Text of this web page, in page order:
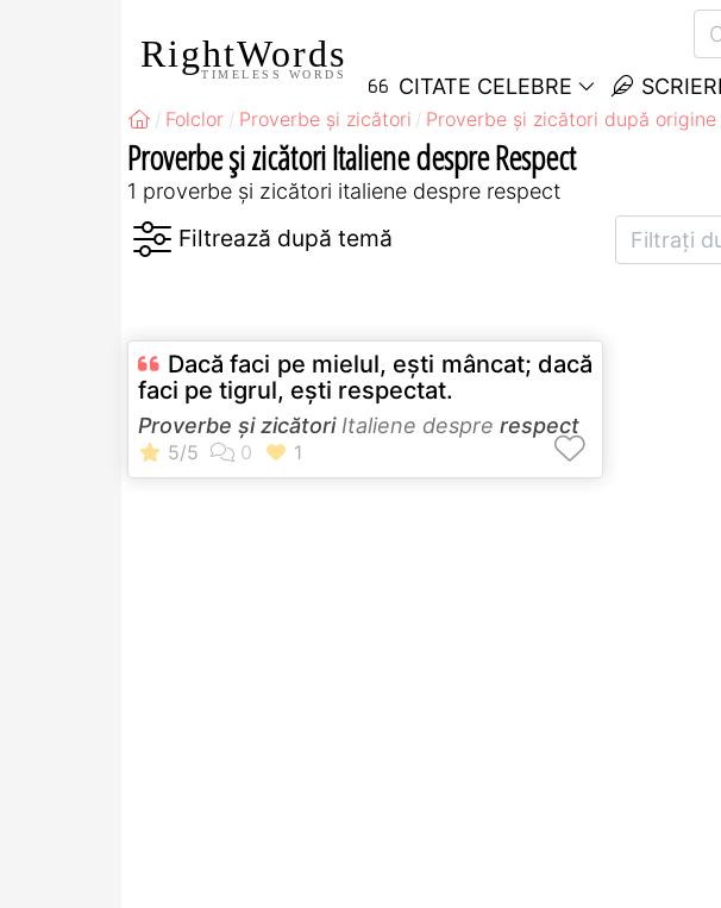
RightWords
TIMELESS WORDS CITATE CELEBRE SCRIERI
Folclor Proverbe și zicători Proverbe și zicători după origine
Proverbe și zicători Italiene despre Respect
1 proverbe și zicători italiene despre respect
Dacă faci pe mielul, eşti mâncat; dacă
faci pe tigrul, eşti respectat.
Proverbe și zicătoriItaliene despre respect